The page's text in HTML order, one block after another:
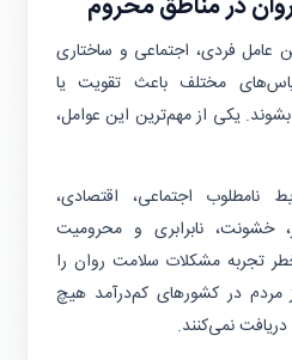
عامل فردی، اجتماعی و ساختاری
مختلف باعث تقویت یا
یکی از مهم‌ترین این عوامل،
نامطلوب اجتماعی، اقتصادی،
خشونت، نابرابری و محرومیت
تجربه مشکلات سلامت روان را
دهد. تقریبا ۸۵٪ از مردم در کشورهای کم‌درآمد هیچ
نمی‌کنند.